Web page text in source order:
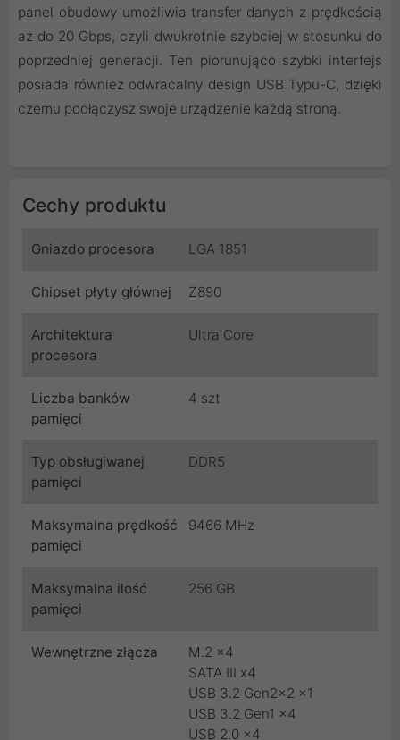
panel obudowy umożliwia transfer danych z prędkością
aż do 20 Gbps, czyli dwukrotnie szybciej w stosunku do
poprzedniej generacji. Ten piorunująco szybki interfejs
posiada również odwracalny design USB Typu-C, dzięki
czemu podłączysz swoje urządzenie każdą stroną.
Cechy produktu
Gniazdo procesora LGA 1851
Chipset płyty głównej Z890
Architektura
procesora
Ultra Core
Liczba banków
pamięci
4 szt
Typ obsługiwanej
pamięci
DDR5
Maksymalna prędkość
pamięci
9466 MHz
Maksymalna ilość
pamięci
256 GB
Wewnętrzne złącza
M.2 x4
SATA III x4
USB 3.2 Gen2x2 x1
USB 3.2 Gen1 x4
USB 2.0 x4